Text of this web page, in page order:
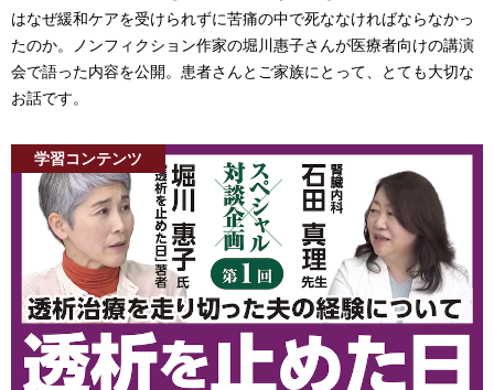
はなぜ緩和ケアを受けられずに苦痛の中で死ななければならなかっ
たのか。ノンフィクション作家の堀川惠子さんが医療者向けの講演
会で語った内容を公開。患者さんとご家族にとって、とても大切な
お話です。
学習コンテンツ